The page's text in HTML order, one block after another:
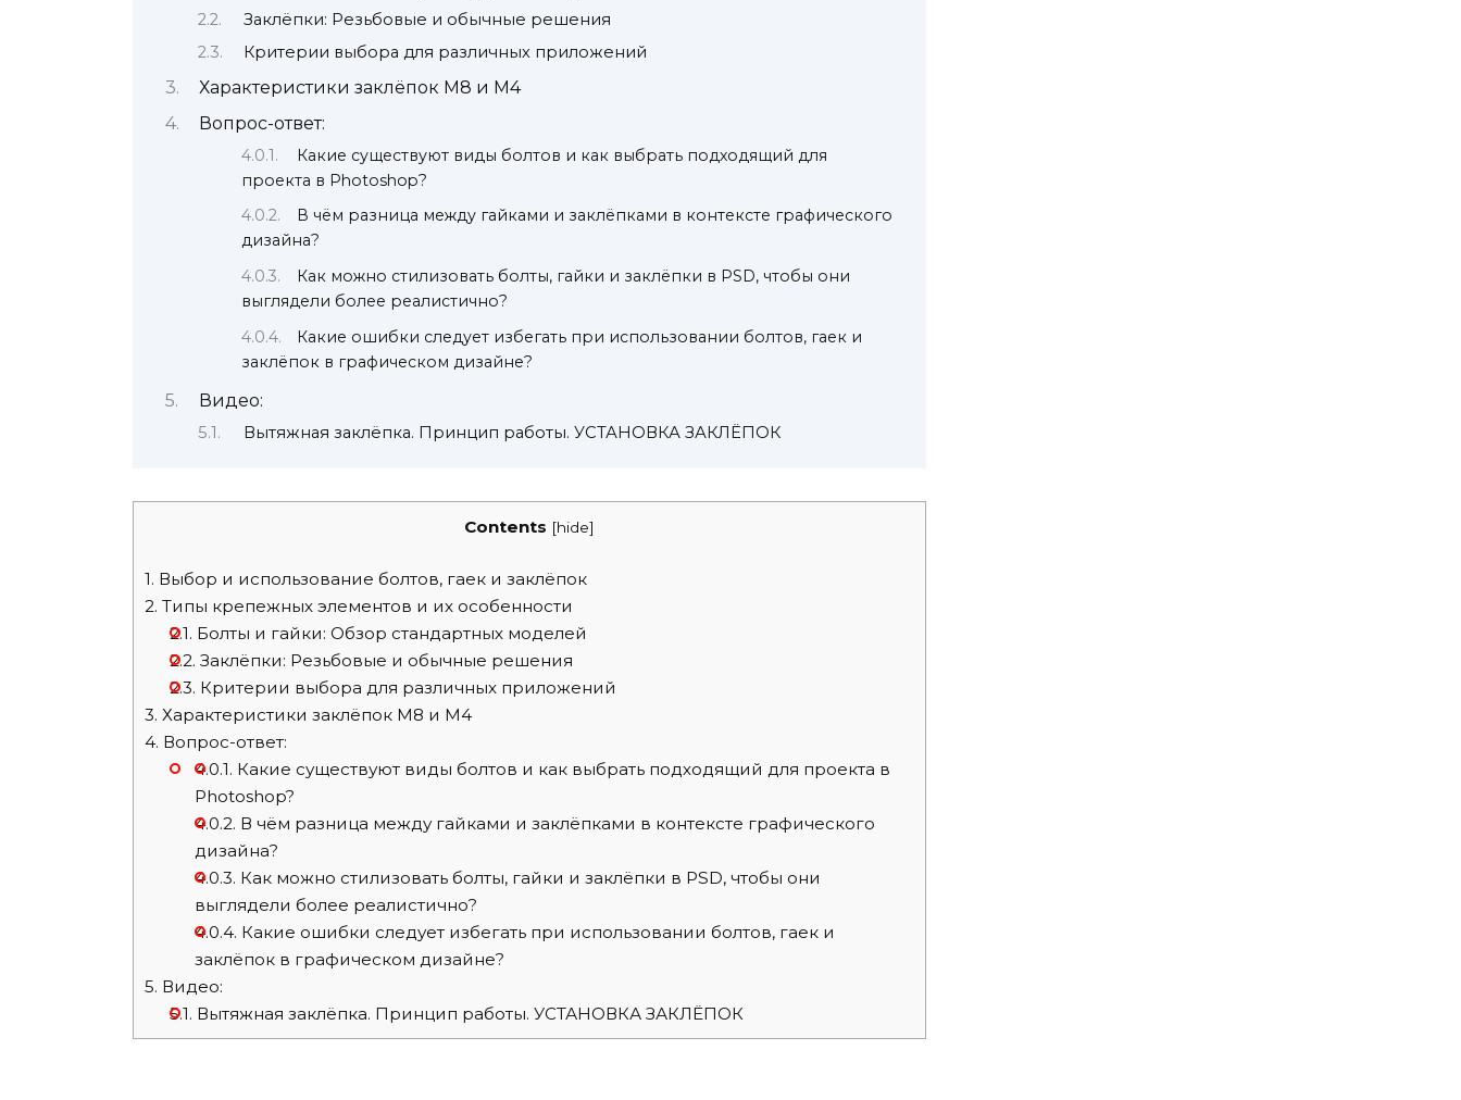
Заклёпки: Резьбовые и обычные решения
Критерии выбора для различных приложений
Характеристики заклёпок М8 и М4
Вопрос-ответ:
Какие существуют виды болтов и как выбрать подходящий для
проекта в Photoshop?
В чём разница между гайками и заклёпками в контексте графического
дизайна?
Как можно стилизовать болты, гайки и заклёпки в PSD, чтобы они
выглядели более реалистично?
Какие ошибки следует избегать при использовании болтов, гаек и
заклёпок в графическом дизайне?
Видео:
Вытяжная заклёпка. Принцип работы. УСТАНОВКА ЗАКЛЁПОК
Contents [hide]
1. Выбор и использование болтов, гаек и заклёпок
2. Типы крепежных элементов и их особенности
2.1. Болты и гайки: Обзор стандартных моделей
2.2. Заклёпки: Резьбовые и обычные решения
2.3. Критерии выбора для различных приложений
3. Характеристики заклёпок М8 и М4
4. Вопрос-ответ:
4.0.1. Какие существуют виды болтов и как выбрать подходящий для проекта в
Photoshop?
4.0.2. В чём разница между гайками и заклёпками в контексте графического
дизайна?
4.0.3. Как можно стилизовать болты, гайки и заклёпки в PSD, чтобы они
выглядели более реалистично?
4.0.4. Какие ошибки следует избегать при использовании болтов, гаек и
заклёпок в графическом дизайне?
5. Видео:
5.1. Вытяжная заклёпка. Принцип работы. УСТАНОВКА ЗАКЛЁПОК